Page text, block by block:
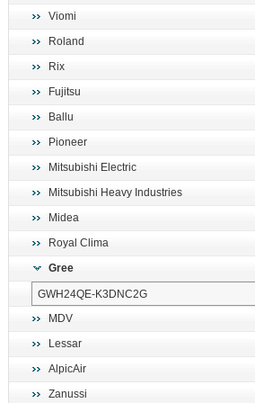
Viomi
Roland
Rix
Fujitsu
Ballu
Pioneer
Mitsubishi Electric
Mitsubishi Heavy Industries
Midea
Royal Clima
Gree
MDV
Lessar
AlpicAir
Zanussi